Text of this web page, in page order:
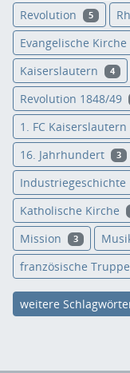
Revolution 5
Evangelische Kirche
Kaiserslautern 4
Revolution 1848/49
1. FC Kaiserslautern
16. Jahrhundert 3
Industriegeschichte
Katholische Kirche
Mission 3
französische
weitere